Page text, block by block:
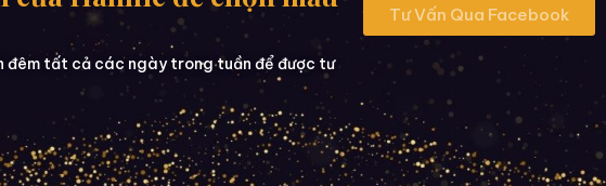
đêm tất cả các ngày trong tuần để được tư
Tư Vấn Qua Facebook